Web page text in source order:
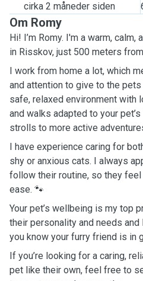
cirka 2 måneder siden
Om Romy
Hi! I’m Romy. I'm a warm,
in Risskov, just 500 meters
I work from home a lot, which
and attention to give to the
safe, relaxed environment with
and walks adapted to your
strolls to more active
I have experience caring for
shy or anxious cats. I always
follow their routine, so they
ease. 🐾
Your pet’s wellbeing is my top
their personality and needs
you know your furry friend is in
If you’re looking for a caring,
pet like their own, feel free to